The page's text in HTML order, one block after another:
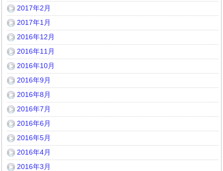
2017年2月
2017年1月
2016年12月
2016年11月
2016年10月
2016年9月
2016年8月
2016年7月
2016年6月
2016年5月
2016年4月
2016年3月